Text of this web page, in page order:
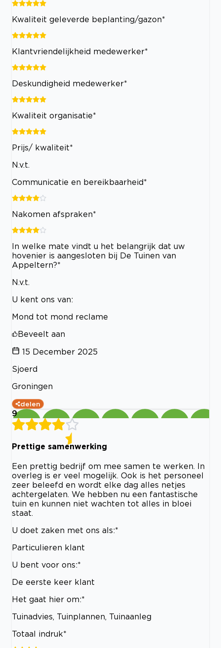
Kwaliteit geleverde beplanting/gazon*
Klantvriendelijkheid medewerker*
Deskundigheid medewerker*
Kwaliteit organisatie*
Prijs/ kwaliteit*
N.v.t.
Communicatie en bereikbaarheid*
Nakomen afspraken*
In welke mate vindt u het belangrijk dat uw
hovenier is aangesloten bij De Tuinen van
Appeltern?*
N.v.t.
U kent ons van:
Mond tot mond reclame
Beveelt aan
15 December 2025
Sjoerd
Groningen
delen
9
Prettige samenwerking
Een prettig bedrijf om mee samen te werken. In
overleg is er veel mogelijk. Ook is het personeel
zeer beleefd en wordt elke dag alles netjes
achtergelaten. We hebben nu een fantastische
tuin en kunnen niet wachten tot alles in bloei
staat.
U doet zaken met ons als:*
Particulieren klant
U bent voor ons:*
De eerste keer klant
Het gaat hier om:*
Tuinadvies, Tuinplannen, Tuinaanleg
Totaal indruk*